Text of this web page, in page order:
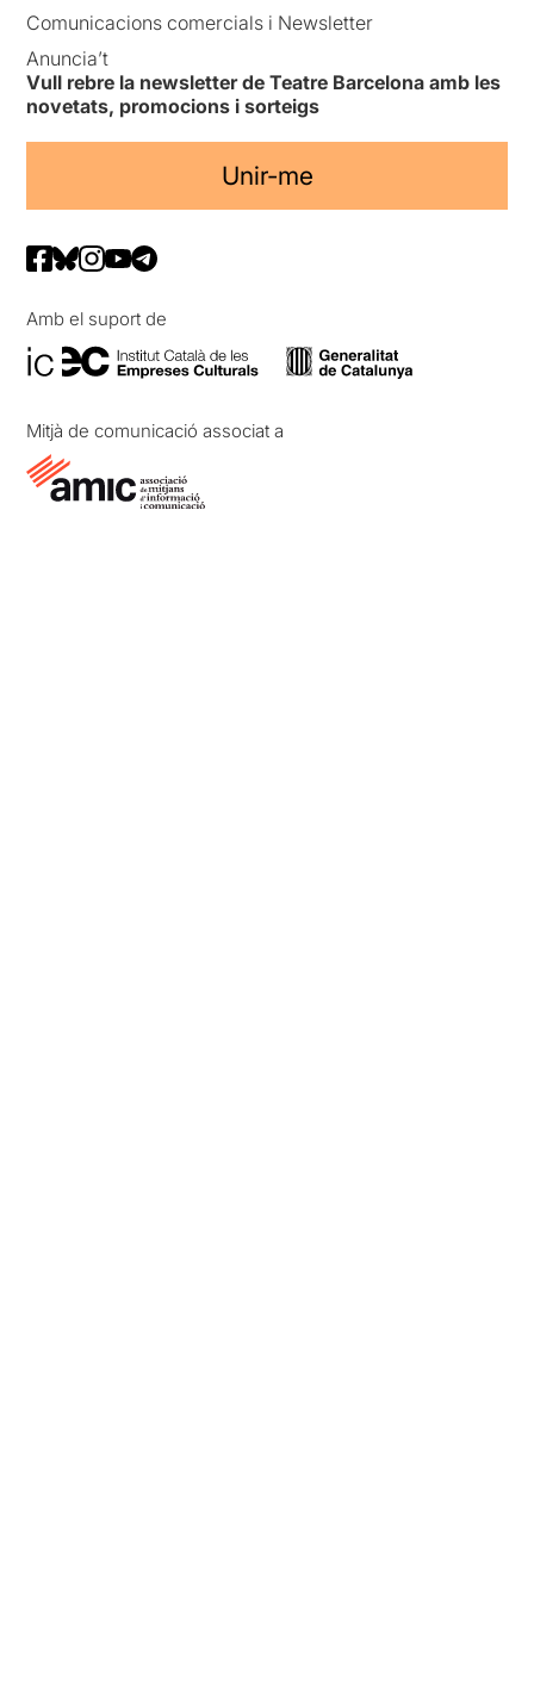
Comunicacions comercials i Newsletter
Anuncia’t
Vull rebre la newsletter de Teatre Barcelona amb les
novetats, promocions i sorteigs
Unir-me
Amb el suport de
Mitjà de comunicació associat a